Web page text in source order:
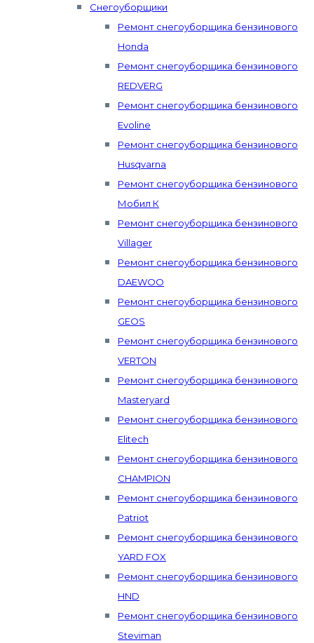
Снегоуборщики
Ремонт снегоуборщика бензинового
Honda
Ремонт снегоуборщика бензинового
REDVERG
Ремонт снегоуборщика бензинового
Evoline
Ремонт снегоуборщика бензинового
Husqvarna
Ремонт снегоуборщика бензинового
Мобил К
Ремонт снегоуборщика бензинового
Villager
Ремонт снегоуборщика бензинового
DAEWOO
Ремонт снегоуборщика бензинового
GEOS
Ремонт снегоуборщика бензинового
VERTON
Ремонт снегоуборщика бензинового
Masteryard
Ремонт снегоуборщика бензинового
Elitech
Ремонт снегоуборщика бензинового
CHAMPION
Ремонт снегоуборщика бензинового
Patriot
Ремонт снегоуборщика бензинового
YARD FOX
Ремонт снегоуборщика бензинового
HND
Ремонт снегоуборщика бензинового
Steviman